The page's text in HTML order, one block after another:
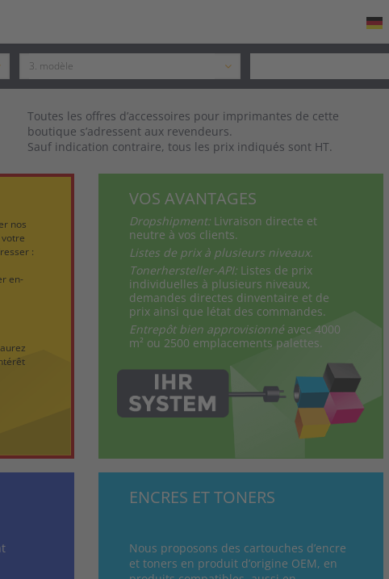
Toutes les offres d’accessoires pour imprimantes de cette
boutique s’adressent aux revendeurs.
Sauf indication contraire, tous les prix indiqués sont HT.
nos
:
en-
VOS AVANTAGES
Dropshipment: Livraison directe et
neutre à vos clients.
Listes de prix à plusieurs niveaux.
Tonerhersteller-API: Listes de prix
individuelles à plusieurs niveaux,
demandes directes dinventaire et de
prix ainsi que létat des commandes.
Entrepôt bien approvisionné avec 4000
m² ou 2500 emplacements palettes.
ENCRES ET TONERS
Nous proposons des cartouches d’encre
et toners en produit d’origine OEM, en